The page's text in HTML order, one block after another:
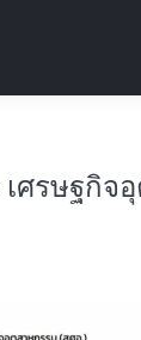
เศรษฐกิจ